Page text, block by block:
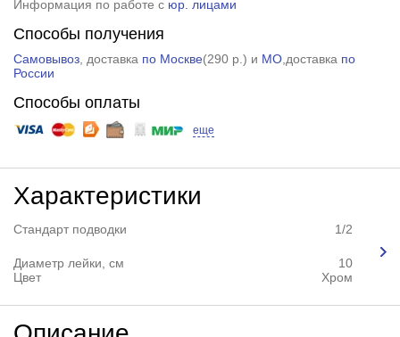
Информация по работе с юр. лицами
Способы получения
Самовывоз, доставка по Москве(290 р. ) и МО,доставка по
России
Способы оплаты
еще
Характеристики
Стандарт подводки 1/2
Диаметр лейки, см
10
Цвет
Хром